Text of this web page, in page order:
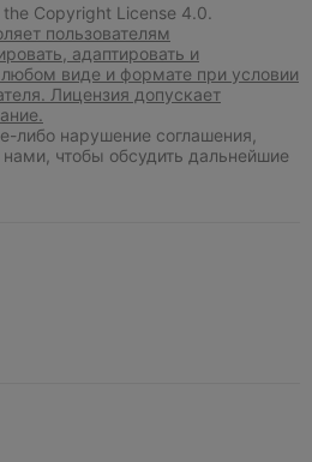
Copyright License 4.0.
пользователям
адаптировать и
виде и формате при условии
Лицензия допускает
либо нарушение соглашения,
чтобы обсудить дальнейшие